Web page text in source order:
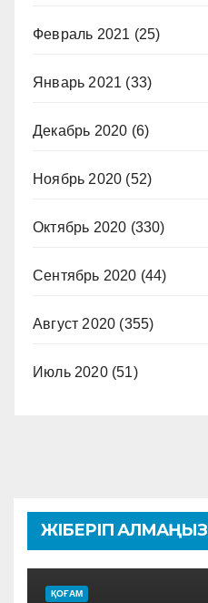
Февраль 2021 (25)
Январь 2021 (33)
Декабрь 2020 (6)
Ноябрь 2020 (52)
Октябрь 2020 (330)
Сентябрь 2020 (44)
Август 2020 (355)
Июль 2020(51)
ЖІБЕРІП АЛМАҢЫЗ
ҚОҒАМ